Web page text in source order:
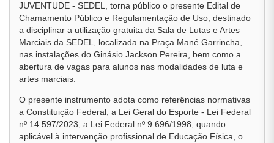
JUVENTUDE - SEDEL, torna público o presente Edital de
Chamamento Público e Regulamentação de Uso, destinado
a disciplinar a utilização gratuita da Sala de Lutas e Artes
Marciais da SEDEL, localizada na Praça Mané Garrincha,
nas instalações do Ginásio Jackson Pereira, bem como a
abertura de vagas para alunos nas modalidades de luta e
artes marciais.
O presente instrumento adota como referências normativas
a Constituição Federal, a Lei Geral do Esporte - Lei Federal
nº 14.597/2023, a Lei Federal nº 9.696/1998, quando
aplicável à intervenção profissional de Educação Física, o